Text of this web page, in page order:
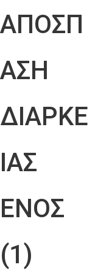
ΑΠΟΣΠ
ΑΣΗ
ΔΙΑΡΚΕ
ΙΑΣ
ΕΝΟΣ
(1)